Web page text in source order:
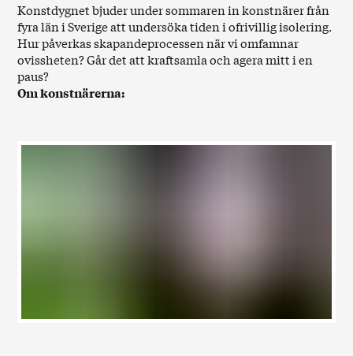
Konstdygnet bjuder under sommaren in konstnärer från
fyra län i Sverige att undersöka tiden i ofrivillig isolering.
Hur påverkas skapandeprocessen när vi omfamnar
ovissheten? Går det att kraftsamla och agera mitt i en
paus?
Om konstnärerna: